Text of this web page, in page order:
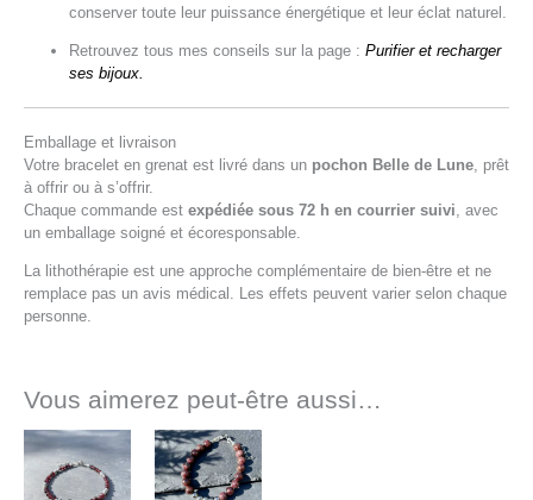
conserver toute leur puissance énergétique et leur éclat naturel.
Retrouvez tous mes conseils sur la page :Purifier et recharger
ses bijoux.
Emballage et livraison
Votre bracelet en grenat est livré dans un pochon Belle de Lune, prêt
à offrir ou à s’offrir.
Chaque commande est expédiée sous 72 h en courrier suivi, avec
un emballage soigné et écoresponsable.
La lithothérapie est une approche complémentaire de bien-être et ne
remplace pas un avis médical. Les effets peuvent varier selon chaque
personne.
Vous aimerez peut-être aussi…